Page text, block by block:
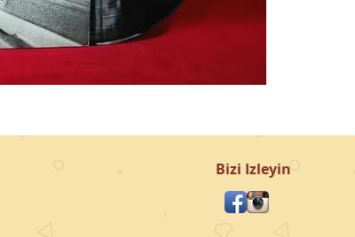
Bizi Izleyin